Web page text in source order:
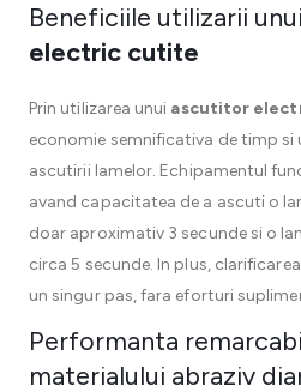
Beneficiile utilizarii unui
electric cutite
Prin utilizarea unui ascutitor
economie semnificativa de timp
ascutirii lamelor. Echipamentul
avand capacitatea de a ascuti o
doar aproximativ 3 secunde si o
circa 5 secunde. In plus,
un singur pas, fara eforturi
Performanta
materialului abraziv